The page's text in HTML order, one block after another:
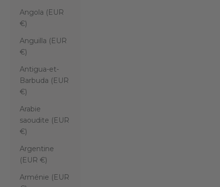
Angola (EUR
€)
Anguilla (EUR
€)
Antigua-et-
Barbuda (EUR
€)
Arabie
saoudite (EUR
€)
Argentine
(EUR €)
Arménie (EUR